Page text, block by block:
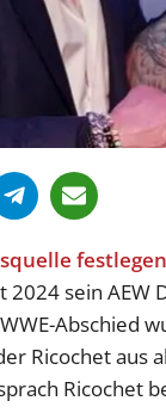
2024 sein
Abschied
Ricochet aus
Ricochet